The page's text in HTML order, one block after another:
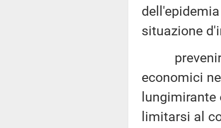
situazione
prevenire
economici
lungimirante
limitarsi al